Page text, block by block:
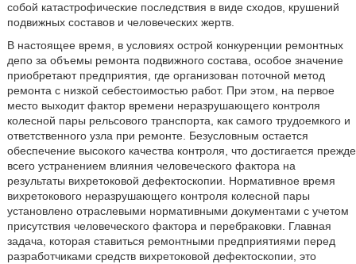
собой катастрофические последствия в виде сходов, крушений
подвижных составов и человеческих жертв.
В настоящее время, в условиях острой конкуренции ремонтных
депо за объемы ремонта подвижного состава, особое значение
приобретают предприятия, где организован поточной метод
ремонта с низкой себестоимостью работ. При этом, на первое
место выходит фактор времени неразрушающего контроля
колесной пары рельсового транспорта, как самого трудоемкого и
ответственного узла при ремонте. Безусловным остается
обеспечение высокого качества контроля, что достигается прежде
всего устранением влияния человеческого фактора на
результаты вихретоковой дефектоскопии. Нормативное время
вихретокового неразрушающего контроля колесной пары
установлено отраслевыми нормативными документами с учетом
присутствия человеческого фактора и перебраковки. Главная
задача, которая ставиться ремонтными предприятиями перед
разработчиками средств вихретоковой дефектоскопии, это